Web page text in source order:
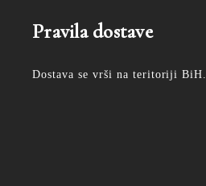
Pravila dostave
Dostava se vrši na teritoriji BiH.